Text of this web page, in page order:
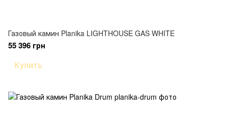
Газовый камин Planika LIGHTHOUSE GAS WHITE
55 396 грн
Купить